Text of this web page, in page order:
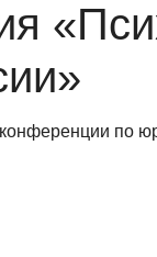
по